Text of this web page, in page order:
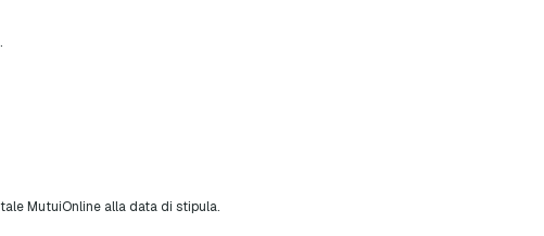
MutuiOnline alla data di stipula.